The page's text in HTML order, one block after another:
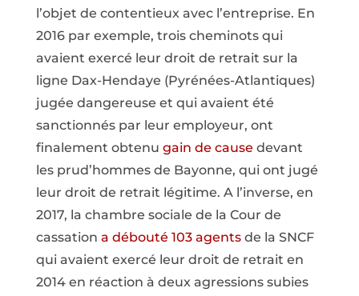
l’objet de contentieux avec l’entreprise. En
2016 par exemple, trois cheminots qui
avaient exercé leur droit de retrait sur la
ligne Dax-Hendaye (Pyrénées-Atlantiques)
jugée dangereuse et qui avaient été
sanctionnés par leur employeur, ont
finalement obtenu gain de cause devant
les prud’hommes de Bayonne, qui ont jugé
leur droit de retrait légitime. A l’inverse, en
2017, la chambre sociale de la Cour de
cassation a débouté 103 agentsde la SNCF
qui avaient exercé leur droit de retrait en
2014 en réaction à deux agressions subies